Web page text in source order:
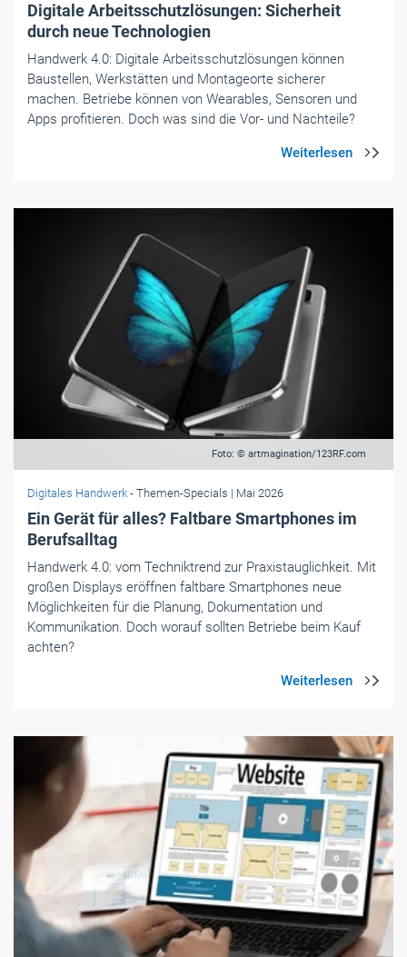
Digitale Arbeitsschutzlösungen: Sicherheit
durch neue Technologien
Handwerk 4.0: Digitale Arbeitsschutzlösungen können
Baustellen, Werkstätten und Montageorte sicherer
machen. Betriebe können von Wearables, Sensoren und
Apps ­profitieren. Doch was sind die Vor- und Nachteile?
Foto: © artmagination/123RF.com
Digitales Handwerk - Themen-Specials | Mai 2026
Ein Gerät für alles? Faltbare Smartphones im
Berufsalltag
Handwerk 4.0: vom Techniktrend zur Praxistaug­lichkeit. Mit
großen Displays eröffnen faltbare Smartphones neue
Möglichkeiten für die Planung, Dokumentation und
Kommunikation. Doch worauf sollten Betriebe beim Kauf
achten?